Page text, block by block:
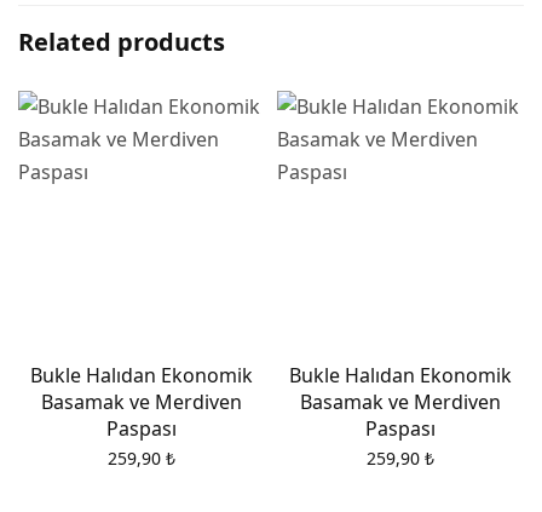
Related products
Bukle Halıdan Ekonomik
Basamak ve Merdiven
Paspası
259,90 ₺
Bukle Halıdan Ekonomik
Basamak ve Merdiven
Paspası
259,90 ₺